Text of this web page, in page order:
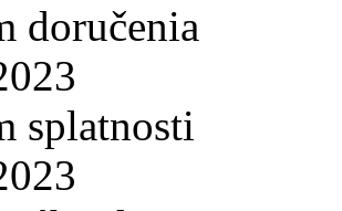
doručenia
splatnosti